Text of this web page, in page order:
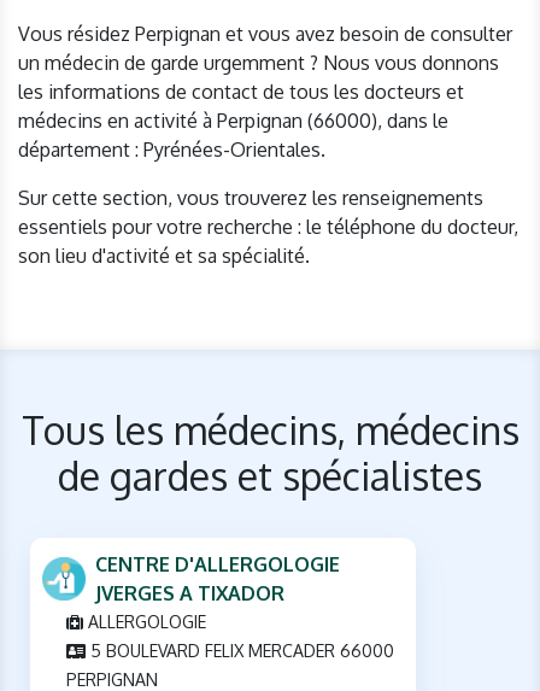
Vous résidez Perpignan et vous avez besoin de consulter
un médecin de garde urgemment ? Nous vous donnons
les informations de contact de tous les docteurs et
médecins en activité à Perpignan (66000), dans le
département : Pyrénées-Orientales.
Sur cette section, vous trouverez les renseignements
essentiels pour votre recherche : le téléphone du docteur,
son lieu d'activité et sa spécialité.
Tous les médecins, médecins
de gardes et spécialistes
CENTRE D'ALLERGOLOGIE
JVERGES A TIXADOR
ALLERGOLOGIE
5 BOULEVARD FELIX MERCADER 66000
PERPIGNAN